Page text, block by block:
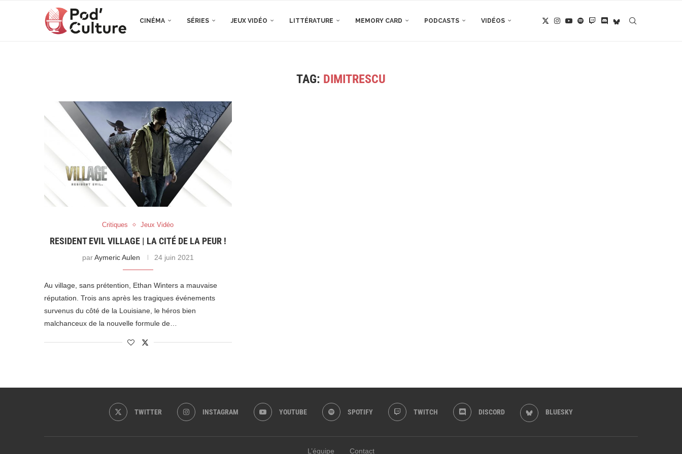
CINÉMA SÉRIES JEUX VIDÉO LITTÉRATURE MEMORY CARD PODCASTS VIDÉOS
TAG: DIMITRESCU
Critiques Jeux Vidéo
RESIDENT EVIL VILLAGE | LA CITÉ DE LA PEUR !
parAymeric Aulen 24 juin 2021
Au village, sans prétention, Ethan Winters a mauvaise
réputation. Trois ans après les tragiques événements
survenus du côté de la Louisiane, le héros bien
malchanceux de la nouvelle formule de…
TWITTER INSTAGRAM YOUTUBE SPOTIFY TWITCH DISCORD BLUESKY
L’équipe Contact